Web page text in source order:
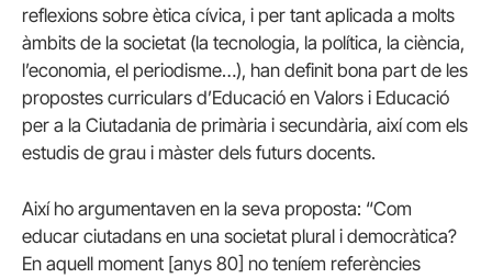
reflexions sobre ètica cívica, i per tant aplicada a molts
àmbits de la societat (la tecnologia, la política, la ciència,
l’economia, el periodisme…), han definit bona part de les
propostes curriculars d’Educació en Valors i Educació
per a la Ciutadania de primària i secundària, així com els
estudis de grau i màster dels futurs docents.
Així ho argumentaven en la seva proposta: “Com
educar ciutadans en una societat plural i democràtica?
En aquell moment [anys 80] no teníem referències